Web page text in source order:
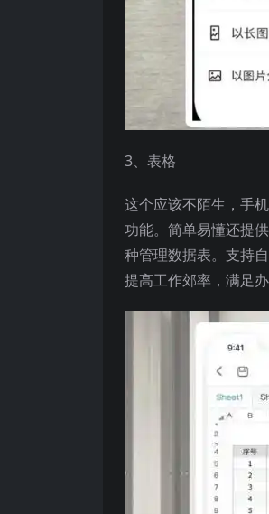
3、表格
这个应该不陌生，手
功能。简单易懂还提
种管理数据表。支持
提高工作郊率，满足